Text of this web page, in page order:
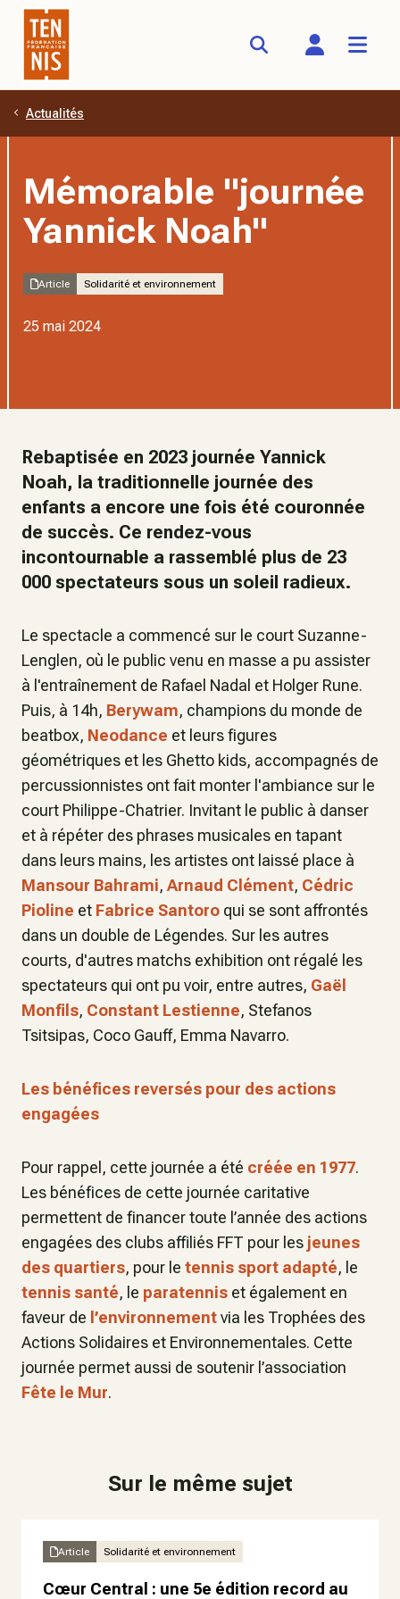
Aller au contenu principal
Actualités
Mémorable "journée
Yannick Noah"
Article Solidarité et environnement
25 mai 2024
Rebaptisée en 2023 journée Yannick
Noah, la traditionnelle journée des
enfants a encore une fois été couronnée
de succès. Ce rendez-vous
incontournable a rassemblé plus de 23
000 spectateurs sous un soleil radieux.
Le spectacle a commencé sur le court Suzanne-
Lenglen, où le public venu en masse a pu assister
à l'entraînement de Rafael Nadal et Holger Rune.
Puis, à 14h, Berywam, champions du monde de
beatbox, Neodance et leurs figures
géométriques et les Ghetto kids, accompagnés de
percussionnistes ont fait monter l'ambiance sur le
court Philippe-Chatrier. Invitant le public à danser
et à répéter des phrases musicales en tapant
dans leurs mains, les artistes ont laissé place à
Mansour Bahrami, Arnaud Clément, Cédric
Pioline et Fabrice Santoro qui se sont affrontés
dans un double de Légendes. Sur les autres
courts, d'autres matchs exhibition ont régalé les
spectateurs qui ont pu voir, entre autres, Gaël
Monfils, Constant Lestienne, Stefanos
Tsitsipas, Coco Gauff, Emma Navarro.
Les bénéfices reversés pour des actions
engagées
Pour rappel, cette journée a été créée en 1977.
Les bénéfices de cette journée caritative
permettent de financer toute l’année des actions
engagées des clubs affiliés FFT pour les jeunes
des quartiers, pour le tennis sport adapté, le
tennis santé, le paratennis et également en
faveur de l’environnementvia les Trophées des
Actions Solidaires et Environnementales. Cette
journée permet aussi de soutenir l’association
Fête le Mur.
Sur le même sujet
Article Solidarité et environnement
Cœur Central : une 5e édition record au